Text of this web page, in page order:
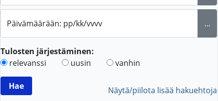
Päivämäärään: pp/kk/vvvv ...
Tulosten järjestäminen:
relevanssi
uusin vanhin
Näytä/piilota lisää hakuehtoja